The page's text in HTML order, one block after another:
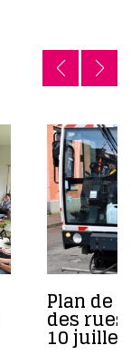
Plan de
des
10 juillet